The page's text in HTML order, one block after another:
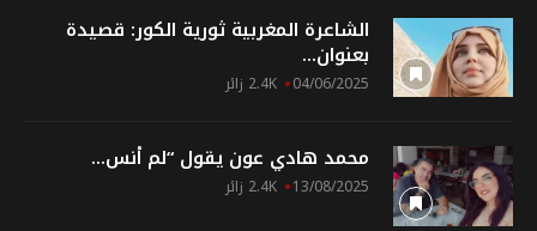
الشاعرة المغربية ثورية الكور: قصيدة
بعنوان...
04/06/2025 2.4K زائر
محمد هادي عون يقول “لم أنس...
13/08/2025 2.4K زائر